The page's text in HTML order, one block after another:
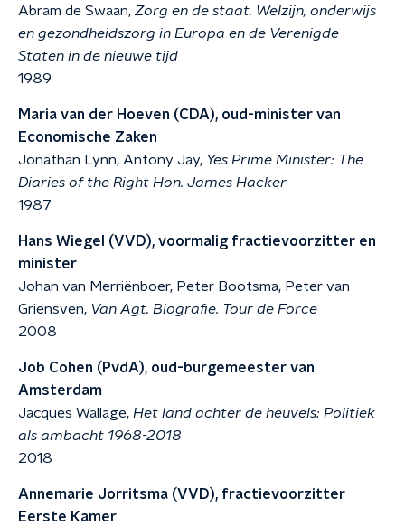
Abram de Swaan, Zorg en de staat. Welzijn, onderwijs
en gezondheidszorg in Europa en de Verenigde
Staten in de nieuwe tijd
1989
Maria van der Hoeven (CDA), oud-minister van
Economische Zaken
Jonathan Lynn, Antony Jay, Yes Prime Minister: The
Diaries of the Right Hon. James Hacker
1987
Hans Wiegel (VVD), voormalig fractievoorzitter en
minister
Johan van Merriënboer, Peter Bootsma, Peter van
Griensven, Van Agt. Biografie. Tour de Force
2008
Job Cohen (PvdA), oud-burgemeester van
Amsterdam
Jacques Wallage, Het land achter de heuvels: Politiek
als ambacht 1968-2018
2018
Annemarie Jorritsma (VVD), fractievoorzitter
Eerste Kamer